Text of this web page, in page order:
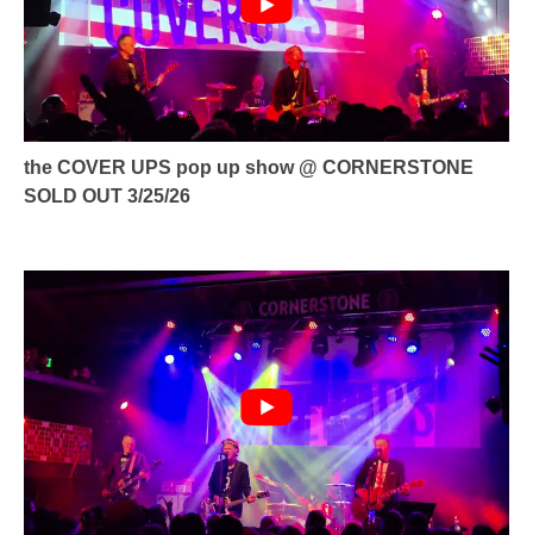
the COVER UPS pop up show @ CORNERSTONE
SOLD OUT 3/25/26